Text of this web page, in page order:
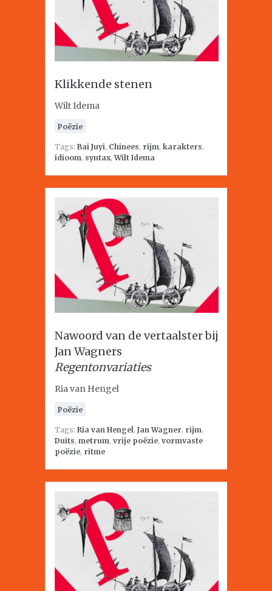
Klikkende stenen
Wilt Idema
Poëzie
Tags: Bai Juyi, Chinees, rijm, karakters,
idioom, syntax,Wilt Idema
Nawoord van de vertaalster bij
Jan Wagners
Regentonvariaties
Ria van Hengel
Poëzie
Tags: Ria van Hengel, Jan Wagner, rijm,
Duits, metrum, vrije poëzie, vormvaste
poëzie, ritme